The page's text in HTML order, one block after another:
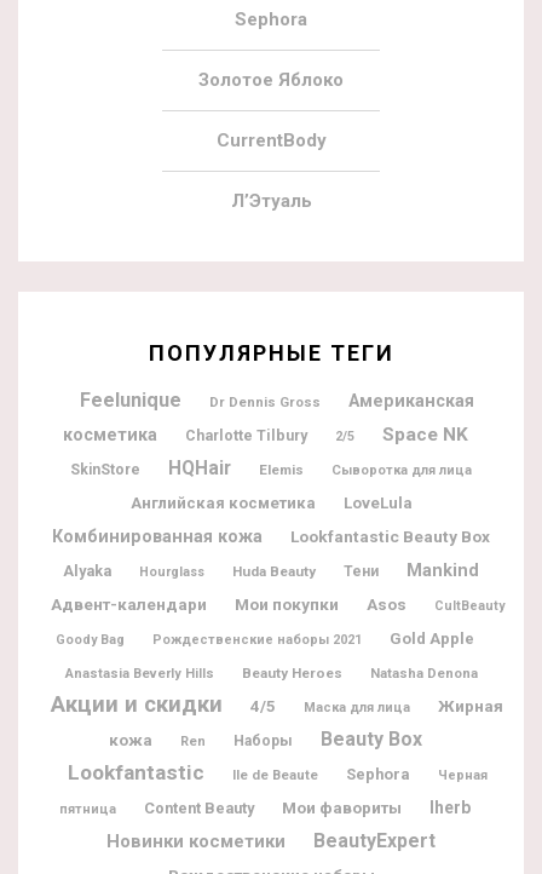
Sephora
Золотое Яблоко
CurrentBody
Л’Этуаль
ПОПУЛЯРНЫЕ ТЕГИ
Feelunique Dr Dennis Gross
Американская
косметика
Charlotte Tilbury 2/5 Space NK
SkinStore HQHair Elemis Сыворотка для лица
Английская косметика LoveLula
Комбинированная кожа Lookfantastic Beauty Box
Alyaka Hourglass Huda Beauty Тени Mankind
Адвент-календари Мои покупки Asos CultBeauty
Goody Bag Рождественские наборы 2021 Gold Apple
Anastasia Beverly Hills Beauty Heroes Natasha Denona
Акции и скидки 4/5 Маска для лица
Жирная
кожа
Ren Наборы Beauty Box
Lookfantastic Ile de Beaute Sephora Черная
пятница Content Beauty Мои фавориты Iherb
Новинки косметики BeautyExpert